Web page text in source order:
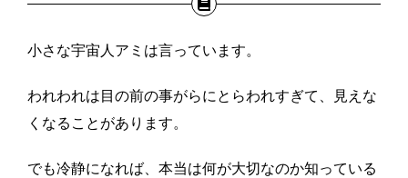
小さな宇宙人アミは言っています。
われわれは目の前の事がらにとらわれすぎて、見えな
くなることがあります。
でも冷静になれば、本当は何が大切なのか知っている